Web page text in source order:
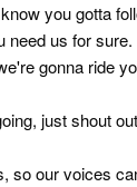
you gotta
need us for sure.
gonna ride
just shout
so our voices